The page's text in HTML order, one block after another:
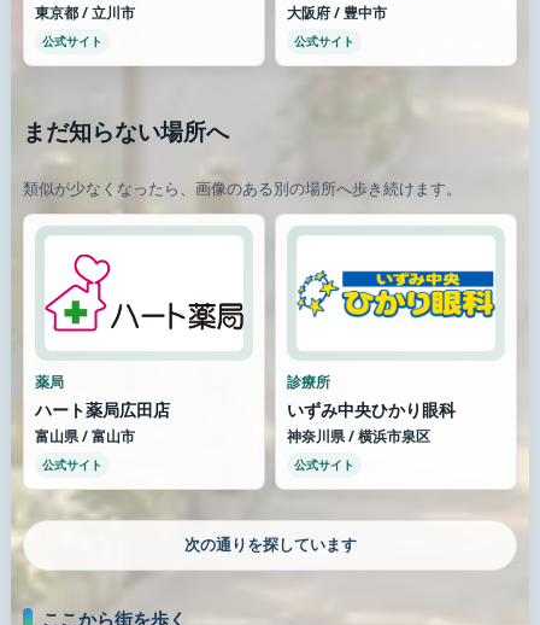
東京都 / 立川市
公式サイト
大阪府 / 豊中市
公式サイト
まだ知らない場所へ
類似が少なくなったら、画像のある別の場所へ歩き続けます。
薬局
ハート薬局広田店
富山県 / 富山市
公式サイト
診療所
いずみ中央ひかり眼科
神奈川県 / 横浜市泉区
公式サイト
さらに街を歩く
類似が少なくなったら、画像のある別の場所へ歩き続けます。